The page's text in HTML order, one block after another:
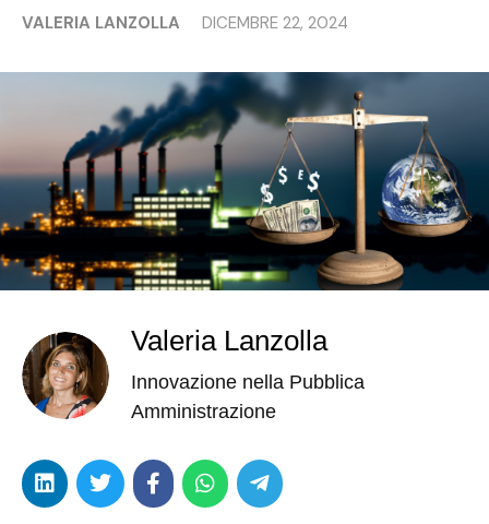
VALERIA LANZOLLA DICEMBRE 22, 2024
Valeria Lanzolla
Innovazione nella Pubblica
Amministrazione